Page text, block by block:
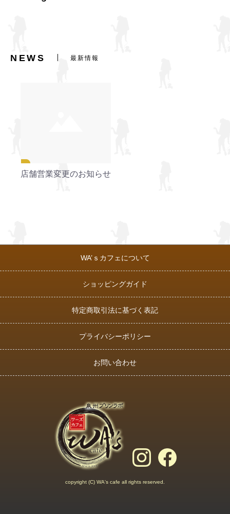
NEWS 最新情報
店舗営業変更のお知らせ
WA’ｓカフェについて
ショッピングガイド
特定商取引法に基づく表記
プライバシーポリシー
お問い合わせ
copyright (C) WA's cafe all rights reserved.